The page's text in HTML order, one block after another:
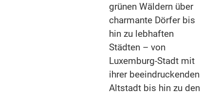
grünen Wäldern über
charmante Dörfer bis
hin zu lebhaften
Städten – von
Luxemburg-Stadt mit
ihrer beeindruckenden
Altstadt bis hin zu den